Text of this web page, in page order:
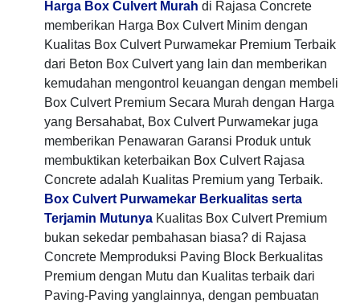
Harga Box Culvert Murah di Rajasa Concrete
memberikan Harga Box Culvert Minim dengan
Kualitas Box Culvert Purwamekar Premium Terbaik
dari Beton Box Culvert yang lain dan memberikan
kemudahan mengontrol keuangan dengan membeli
Box Culvert Premium Secara Murah dengan Harga
yang Bersahabat, Box Culvert Purwamekar juga
memberikan Penawaran Garansi Produk untuk
membuktikan keterbaikan Box Culvert Rajasa
Concrete adalah Kualitas Premium yang Terbaik.
Box Culvert Purwamekar Berkualitas serta
Terjamin Mutunya Kualitas Box Culvert Premium
bukan sekedar pembahasan biasa? di Rajasa
Concrete Memproduksi Paving Block Berkualitas
Premium dengan Mutu dan Kualitas terbaik dari
Paving-Paving yanglainnya, dengan pembuatan